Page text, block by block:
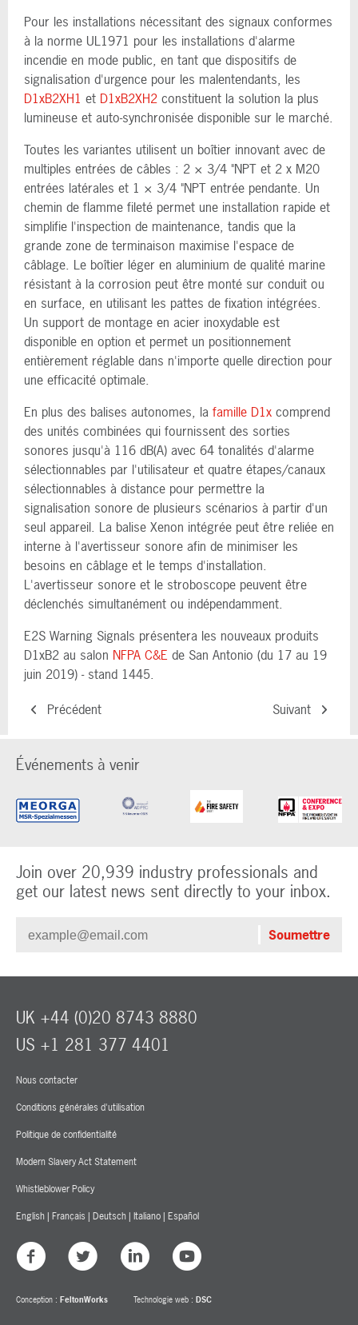
Pour les installations nécessitant des signaux conformes
à la norme UL1971 pour les installations d'alarme
incendie en mode public, en tant que dispositifs de
signalisation d'urgence pour les malentendants, les
D1xB2XH1 et D1xB2XH2 constituent la solution la plus
lumineuse et auto-synchronisée disponible sur le marché.
Toutes les variantes utilisent un boîtier innovant avec de
multiples entrées de câbles : 2 × 3/4 "NPT et 2 x M20
entrées latérales et 1 × 3/4 "NPT entrée pendante. Un
chemin de flamme fileté permet une installation rapide et
simplifie l'inspection de maintenance, tandis que la
grande zone de terminaison maximise l'espace de
câblage. Le boîtier léger en aluminium de qualité marine
résistant à la corrosion peut être monté sur conduit ou
en surface, en utilisant les pattes de fixation intégrées.
Un support de montage en acier inoxydable est
disponible en option et permet un positionnement
entièrement réglable dans n'importe quelle direction pour
une efficacité optimale.
En plus des balises autonomes, la famille D1x comprend
des unités combinées qui fournissent des sorties
sonores jusqu'à 116 dB(A) avec 64 tonalités d'alarme
sélectionnables par l'utilisateur et quatre étapes/canaux
sélectionnables à distance pour permettre la
signalisation sonore de plusieurs scénarios à partir d'un
seul appareil. La balise Xenon intégrée peut être reliée en
interne à l'avertisseur sonore afin de minimiser les
besoins en câblage et le temps d'installation.
L'avertisseur sonore et le stroboscope peuvent être
déclenchés simultanément ou indépendamment.
E2S Warning Signals présentera les nouveaux produits
D1xB2 au salon NFPA C&E de San Antonio (du 17 au 19
juin 2019) - stand 1445.
Précédent
Suivant
Événements à venir
Join over 20,939 industry professionals and
get our latest news sent directly to your inbox.
Nous contacter
Conditions générales d'utilisation
Politique de confidentialité
Modern Slavery Act Statement
Whistleblower Policy
English | Français | Deutsch | Italiano | Español
UK +44 (0)20 8743 8880
US +1 281 377 4401
Conception : FeltonWorks Technologie web : DSC